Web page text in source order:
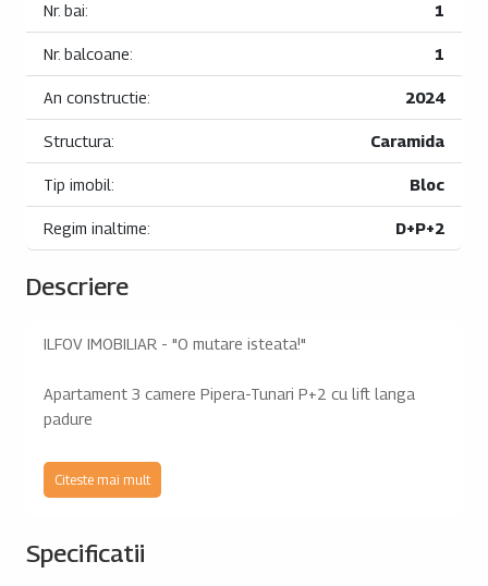
Nr. bai: 1
Nr. balcoane: 1
An constructie: 2024
Structura: Caramida
Tip imobil: Bloc
Regim inaltime: D+P+2
Descriere
ILFOV IMOBILIAR - "O mutare isteata!"
Apartament 3 camere Pipera-Tunari P+2 cu lift langa
padure
Pret: de la 88907 euro + tva 9%
Asa cum v-am obisnuit, COMISION 0
Va prezentam un complex cochet cu regim mic de
inaltime. Este situat pe soseaua ce leaga Otopeni de
Citeste mai mult
Specificatii